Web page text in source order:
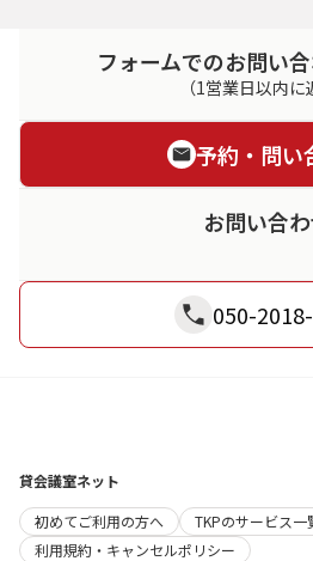
フォームでのお問い
（1営業日以内に
予約・問い
お問い合
050-
貸会議室ネット
初めてご利用の方へ
TKPのサービス一
利用規約・キャンセルポリシー